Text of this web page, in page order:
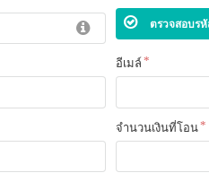
ตรวจสอบร
อีเมล์
จำนวนเงินที่โอน